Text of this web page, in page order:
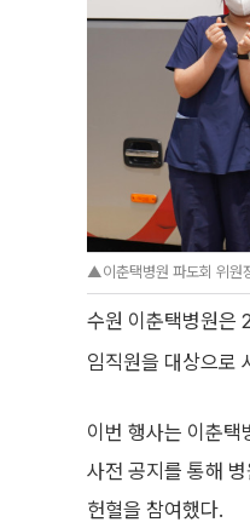
▲이춘택병원 파도회 위원
수원 이춘택병원은
임직원을 대상으로
이번 행사는 이춘
사전 공지를 통해
헌혈을 참여했다.